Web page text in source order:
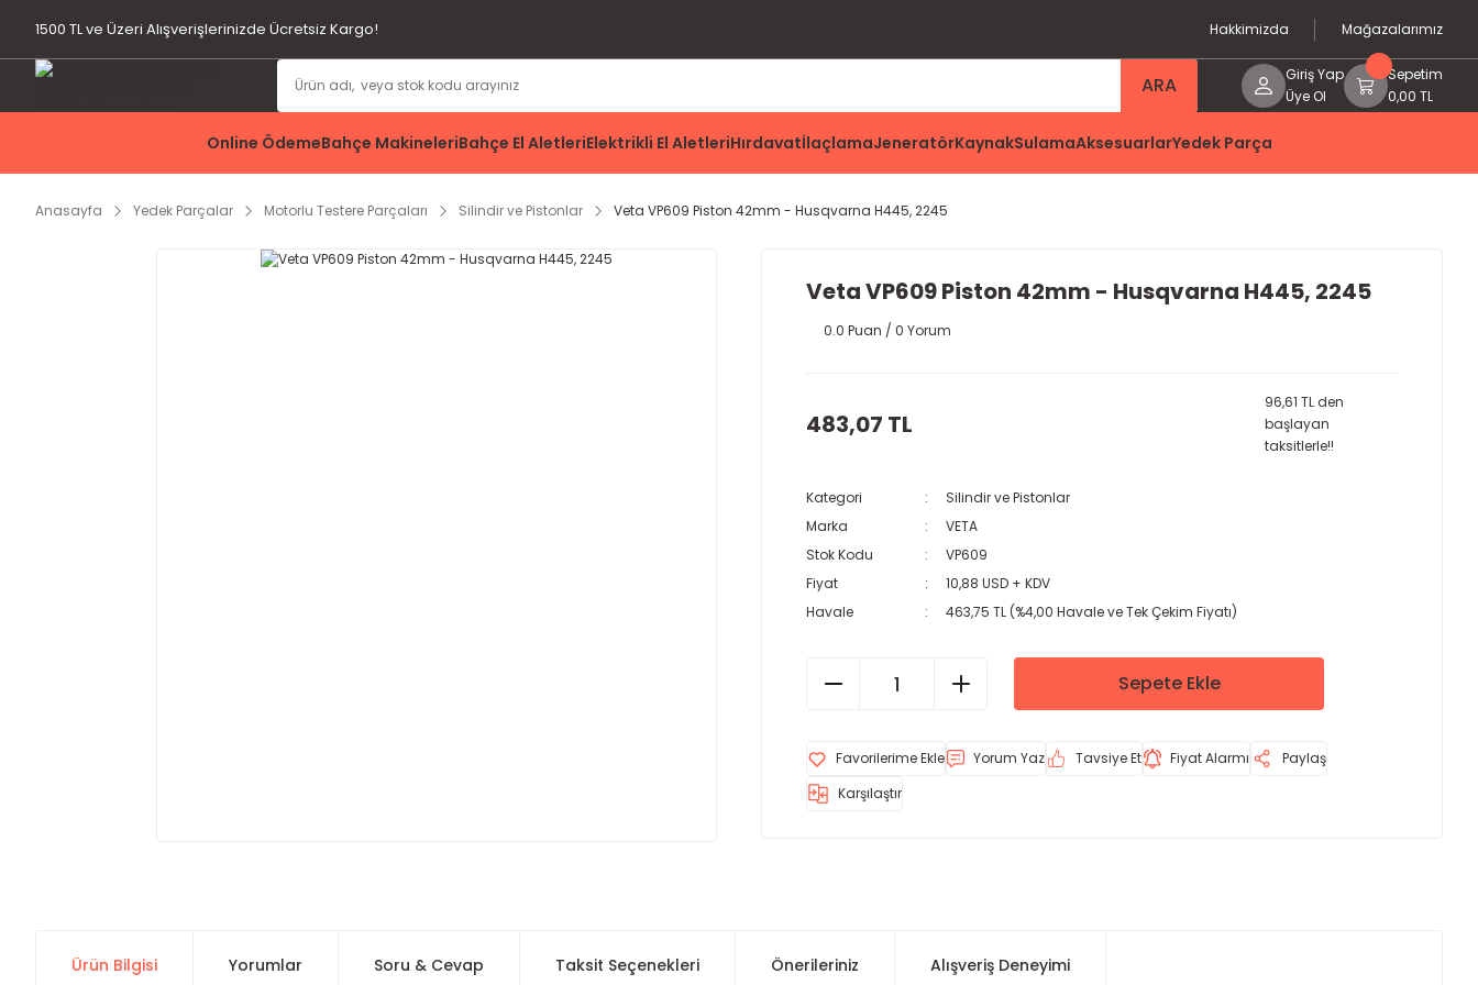
1500 TL ve Üzeri Alışverişlerinizde Ücretsiz Kargo! Hakkimizda Mağazalarımız
ARA
Giriş Yap
Üye Ol
Sepetim
0,00 TL
Online ÖdemeBahçe MakineleriBahçe El AletleriElektrikli El AletleriHırdavatİlaçlamaJeneratörKaynakSulamaAksesuarlarYedek Parça
Anasayfa Yedek Parçalar Motorlu Testere Parçaları Silindir ve Pistonlar Veta VP609 Piston 42mm - Husqvarna H445, 2245
Veta VP609 Piston 42mm - Husqvarna H445, 2245
0.0 Puan / 0 Yorum
483,07 TL
96,61 TL den
başlayan
taksitlerle!!
Kategori
Silindir ve Pistonlar
Marka
VETA
Stok Kodu
VP609
Fiyat
10,88 USD + KDV
Havale
463,75 TL (%4,00 Havale ve Tek Çekim Fiyatı)
Sepete Ekle
Yorum Yaz Tavsiye Et Fiyat Alarmı
Paylaş
Karşılaştır
Ürün Bilgisi Yorumlar Soru & Cevap Taksit Seçenekleri Önerileriniz Alışveriş Deneyimi